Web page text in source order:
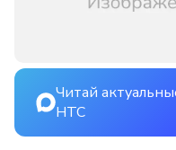
Читай
НТС